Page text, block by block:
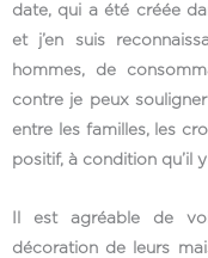
date, qui a été créée
et j’en suis
hommes, de
contre je peux
entre les familles, les
positif, à condition qu’il
Il est agréable de
décoration de leurs